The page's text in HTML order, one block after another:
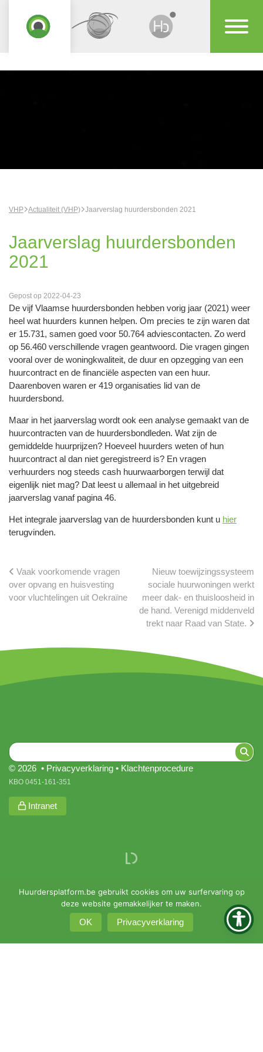
VHP Actualiteit (VHP) Jaarverslag huurdersbonden 2021
Jaarverslag huurdersbonden
2021
Gepost op 2022-04-23
De vijf Vlaamse huurdersbonden hebben vorig jaar (2021) weer
heel wat huurders kunnen helpen. Om precies te zijn waren dat
er 15.731, samen goed voor 50.764 adviescontacten. Zo werd
op 56.460 verschillende vragen geantwoord. Die vragen gingen
vooral over de woningkwaliteit, de duur en opzegging van een
huurcontract en de financiële aspecten van een huur.
Daarenboven waren er 419 organisaties lid van de
huurdersbond.
Maar in het jaarverslag wordt ook een analyse gemaakt van de
huurcontracten van de huurdersbondleden. Wat zijn de
gemiddelde huurprijzen? Hoeveel huurders weten of hun
huurcontract al dan niet geregistreerd is? En vragen
verhuurders nog steeds cash huurwaarborgen terwijl dat
eigenlijk niet mag? Dat leest u allemaal in het uitgebreid
jaarverslag vanaf pagina 46.
Het integrale jaarverslag van de huurdersbonden kunt u hier
terugvinden.
Vaak voorkomende vragen
over opvang en huisvesting
voor vluchtelingen uit Oekraïne
Nieuw toewijzingssysteem
sociale huurwoningen werkt
meer dak- en thuisloosheid in
de hand. Verenigd middenveld
trekt naar Raad van State.
© 2026 • Privacyverklaring • Klachtenprocedure
KBO 0451-161-351
Intranet
Huurdersplatform.be gebruikt cookies om uw surfervaring op
deze website gemakkelijker te maken.
OK Privacyverklaring